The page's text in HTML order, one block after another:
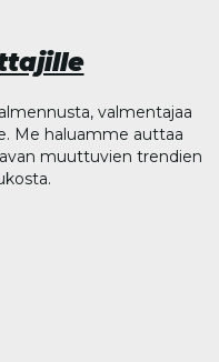
valmentajaa
Me haluamme auttaa
muuttuvien trendien